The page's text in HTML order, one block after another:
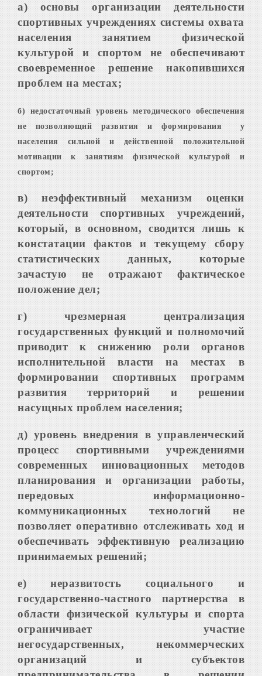
а) основы организации деятельности
спортивных учреждениях системы охвата
населения занятием физической
культурой и спортом не обеспечивают
своевременное решение накопившихся
проблем на местах;
б) недостаточный уровень методического обеспечения
не позволяющий развития и формирования у
населения сильной и действенной положительной
мотивации к занятиям физической культурой и
спортом;
в) неэффективный механизм оценки
деятельности спортивных учреждений,
который, в основном, сводится лишь к
констатации фактов и текущему сбору
статистических данных, которые
зачастую не отражают фактическое
положение дел;
г) чрезмерная централизация
государственных функций и полномочий
приводит к снижению роли органов
исполнительной власти на местах в
формировании спортивных программ
развития территорий и решении
насущных проблем населения;
д) уровень внедрения в управленческий
процесс спортивными учреждениями
современных инновационных методов
планирования и организации работы,
передовых информационно-
коммуникационных технологий не
позволяет оперативно отслеживать ход и
обеспечивать эффективную реализацию
принимаемых решений;
е) неразвитость социального и
государственно-частного партнерства в
области физической культуры и спорта
ограничивает участие
негосударственных, некоммерческих
организаций и субъектов